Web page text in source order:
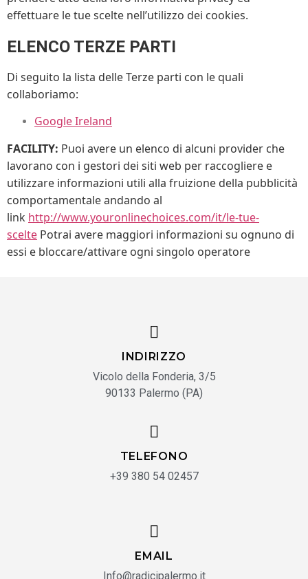
effettuare le tue scelte nell’utilizzo dei cookies.
ELENCO TERZE PARTI
Di seguito la lista delle Terze parti con le quali
collaboriamo:
Google Ireland
FACILITY: Puoi avere un elenco di alcuni provider che
lavorano con i gestori dei siti web per raccogliere e
utilizzare informazioni utili alla fruizione della pubblicità
comportamentale andando al
link http://www.youronlinechoices.com/it/le-tue-
scelte Potrai avere maggiori informazioni su ognuno di
essi e bloccare/attivare ogni singolo operatore
INDIRIZZO
Vicolo della Fonderia, 3/5
90133 Palermo (PA)
TELEFONO
+39 380 54 02457
EMAIL
Info@radicipalermo.it